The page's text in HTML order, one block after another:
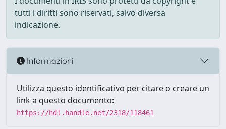
tutti i diritti sono riservati, salvo diversa
indicazione.
Informazioni
Utilizza questo identificativo per citare o creare un
link a questo documento:
https://hdl.handle.net/2318/118461